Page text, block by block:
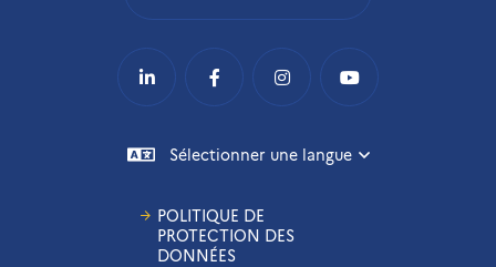
Sélectionner une langue
POLITIQUE DE
PROTECTION DES
DONNÉES